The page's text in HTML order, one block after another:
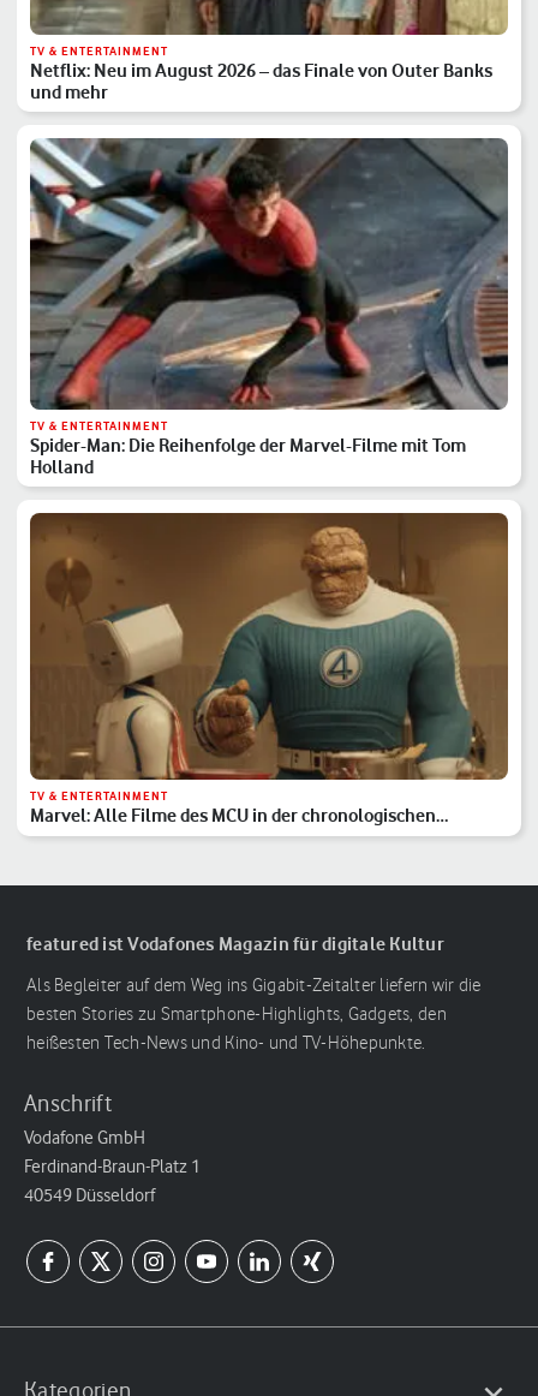
TV & ENTERTAINMENT
Netflix: Neu im August 2026 – das Finale von Outer Banks
und mehr
TV & ENTERTAINMENT
Spider-Man: Die Reihenfolge der Marvel-Filme mit Tom
Holland
TV & ENTERTAINMENT
Marvel: Alle Filme des MCU in der chronologischen
Reihenfolge
featured ist Vodafones Magazin für digitale Kultur
Als Begleiter auf dem Weg ins Gigabit-Zeitalter liefern wir die
besten Stories zu Smartphone-Highlights, Gadgets, den
heißesten Tech-News und Kino- und TV-Höhepunkte.
Anschrift
Vodafone GmbH
Ferdinand-Braun-Platz 1
40549 Düsseldorf
Kategorien